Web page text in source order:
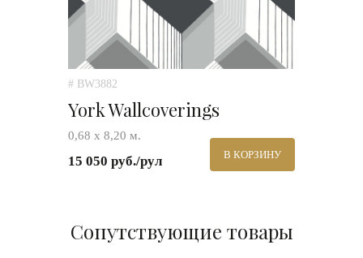
# BW3882
York Wallcoverings
0,68 х 8,20 м.
15 050 руб./рул В КОРЗИНУ
Сопутствующие товары